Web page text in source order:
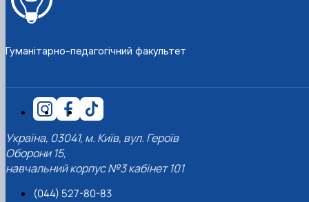
Гуманітарно-педагогічний факультет
Україна, 03041, м. Київ, вул. Героїв
Оборони 15,
навчальний корпус №3 кабінет 101
(044) 527-80-83